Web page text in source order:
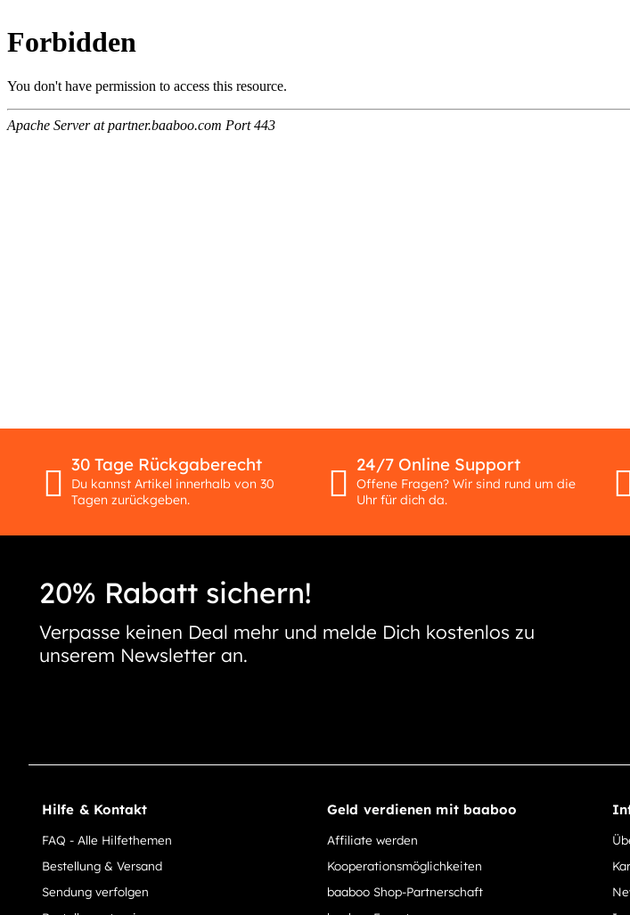
30 Tage Rückgaberecht
Du kannst Artikel innerhalb von 30
Tagen zurückgeben.
24/7 Online Support
Offene Fragen? Wir sind rund um die
Uhr für dich da.
20% Rabatt sichern!
Verpasse keinen Deal mehr und melde Dich kostenlos zu
unserem Newsletter an.
Hilfe & Kontakt
FAQ - Alle Hilfethemen
Bestellung & Versand
Sendung verfolgen
Geld verdienen mit baaboo
Affiliate werden
Kooperationsmöglichkeiten
baaboo Shop-Partnerschaft